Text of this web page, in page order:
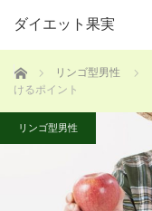
ダイエット果実
ホーム リンゴ型男性
けるポイント
リンゴ型男性